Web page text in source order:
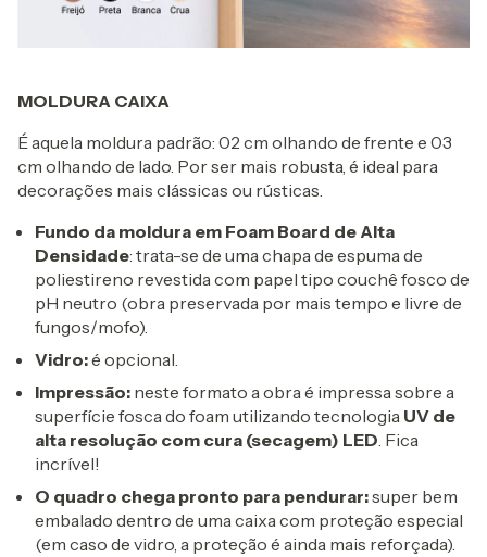
MOLDURA CAIXA
É aquela moldura padrão: 02 cm olhando de frente e 03
cm olhando de lado. Por ser mais robusta, é ideal para
decorações mais clássicas ou rústicas.
Fundo da moldura em Foam Board de Alta
Densidade: trata-se de uma chapa de espuma de
poliestireno revestida com papel tipo couchê fosco de
pH neutro (obra preservada por mais tempo e livre de
fungos/mofo).
Vidro:é opcional.
Impressão: neste formato a obra é impressa sobre a
superfície fosca do foam utilizando tecnologia UV de
alta resolução com cura (secagem) LED. Fica
incrível!
O quadro chega pronto para pendurar:super bem
embalado dentro de uma caixa com proteção especial
(em caso de vidro, a proteção é ainda mais reforçada).